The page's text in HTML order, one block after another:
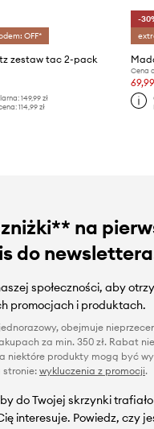
OFF*
zestaw tac 2-pack
149,99 zł
114,99 zł
-
Cena
zniżki** na
do
społeczności, aby
promocjach i produktach.
obejmuje
za min. 350 zł. Rabat
niektóre produkty mogą być
stronie: wykluczenia z promocji.
do Twojej skrzynki
interesuje. Powiedz, czy